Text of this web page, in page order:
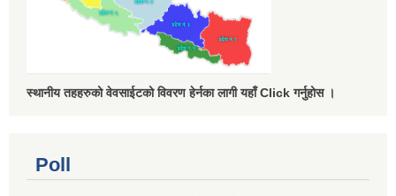
स्थानीय तहहरुको वेवसाईटको विवरण हेर्नका लागी यहाँ Click गर्नुहोस ।
Poll